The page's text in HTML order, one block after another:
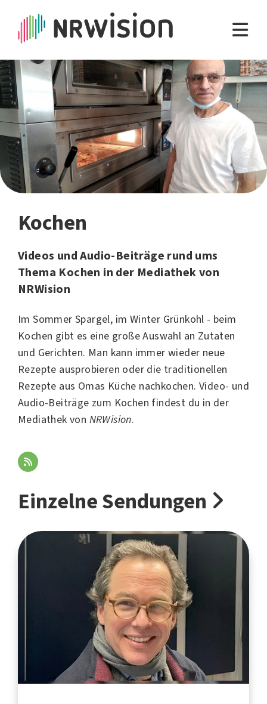
Kochen
Videos und Audio-Beiträge rund ums
Thema Kochen in der Mediathek von
NRWision
Im SommerSpargel, im Winter Grünkohl - beim
Kochen gibt es eine große Auswahl an Zutaten
und Gerichten. Man kann immer wieder neue
Rezepte ausprobieren oder die traditionellen
Rezepte aus Omas Küche nachkochen. Video- und
Audio-Beiträge zum Kochen findest du in der
Mediathek von NRWision.
Einzelne Sendungen